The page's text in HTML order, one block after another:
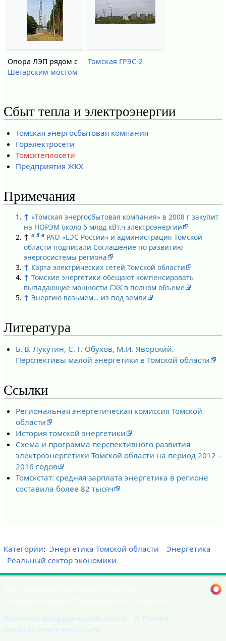
Опора ЛЭП рядом с
Шегарским мостом
Томская ГРЭС-2
Сбыт тепла и электроэнергии
Томская энергосбытовая компания
Горэлектросети
Томсктеплосети
Предприятия ЖКХ
Примечания
↑ «Томская энергосбытовая компания» в 2008 г закупит
на НОРЭМ около 6 млрд кВт.ч электроэнергии
↑ а б в РАО «ЕЭС России» и администрация Томской
области подписали Соглашение по развитию
энергосистемы региона
↑ Карта электрических сетей Томской области
↑ Томские энергетики обещают компенсировать
выпадающие мощности СХК в полном объеме
↑ Энергию возьмем… из-под земли
Литература
Б. В. Лукутин, С. Г. Обухов, М.И. Яворский.
Перспективы малой энергетики в Томской области
Ссылки
Региональная энергетическая комиссия Томской
области
История томской энергетики
Схема и программа перспективного развития
электроэнергетики Томской области на период 2012 –
2016 годов
Томскстат: средняя зарплата энергетика в регионе
составила более 82 тысяч
Категории: Энергетика Томской области
Энергетика
Реальный сектор экономики